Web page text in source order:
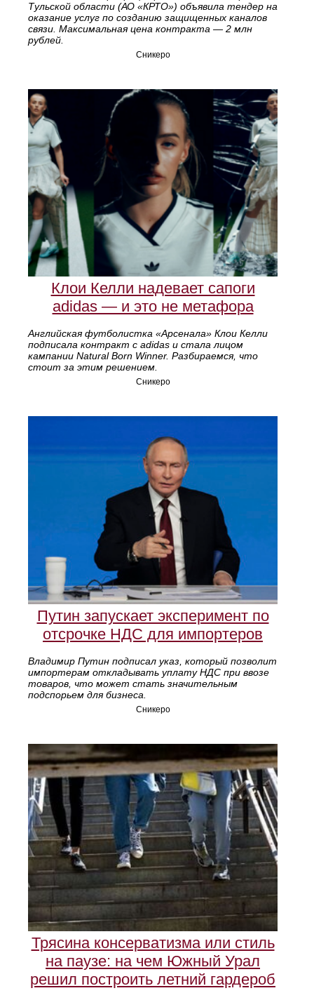
Тульской области (АО «КРТО») объявила тендер на
оказание услуг по созданию защищенных каналов
связи. Максимальная цена контракта — 2 млн
рублей.
Сникеро
Клои Келли надевает сапоги
adidas — и это не метафора
Английская футболистка «Арсенала» Клои Келли
подписала контракт с adidas и стала лицом
кампании Natural Born Winner. Разбираемся, что
стоит за этим решением.
Сникеро
Путин запускает эксперимент по
отсрочке НДС для импортеров
Владимир Путин подписал указ, который позволит
импортерам откладывать уплату НДС при ввозе
товаров, что может стать значительным
подспорьем для бизнеса.
Сникеро
Трясина консерватизма или стиль
на паузе: на чем Южный Урал
решил построить летний гардероб